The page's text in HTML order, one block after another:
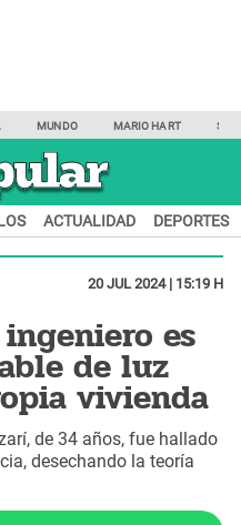
MUNDO MARIO HART
ACTUALIDAD DEPORTES
20 JUL 2024 | 15:19 H
es
de luz
vivienda
de 34 años, fue hallado
desechando la teoría